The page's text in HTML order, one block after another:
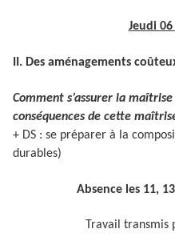
Jeudi
II. Des aménagements
Comment s’assurer la
conséquences de cette
+ DS : se préparer à la
durables)
Absence les 11,
Travail